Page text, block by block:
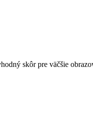
skôr pre väčšie